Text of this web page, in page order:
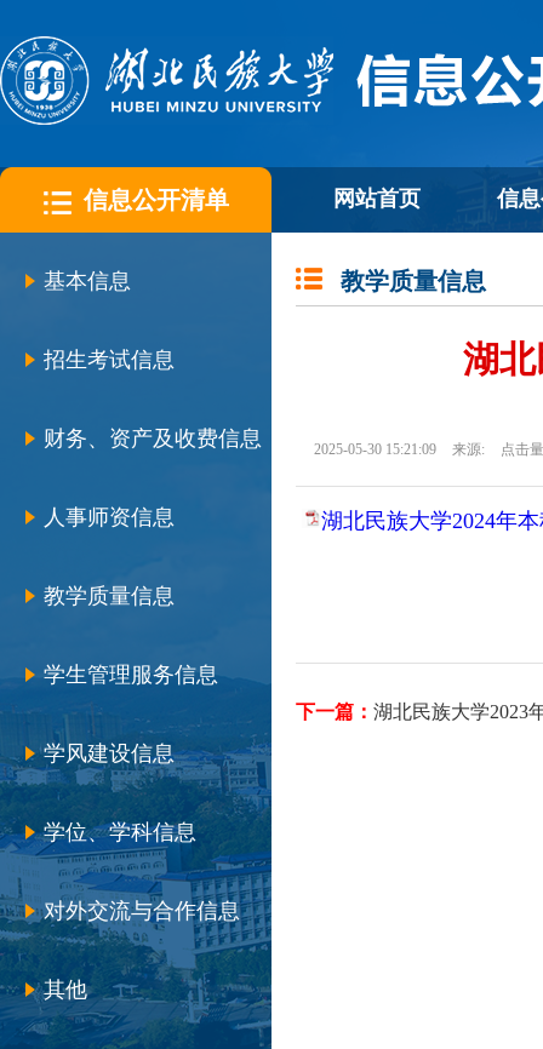
信息公开清单 网站首页 信
基本信息
招生考试信息
财务、资产及收费信息
人事师资信息
教学质量信息
学生管理服务信息
学风建设信息
学位、学科信息
对外交流与合作信息
其他
教学质量信息
湖
2025-05-30 15:21:09 来源: 点击
湖北民族大学2024年
下一篇： 湖北民族大学2023